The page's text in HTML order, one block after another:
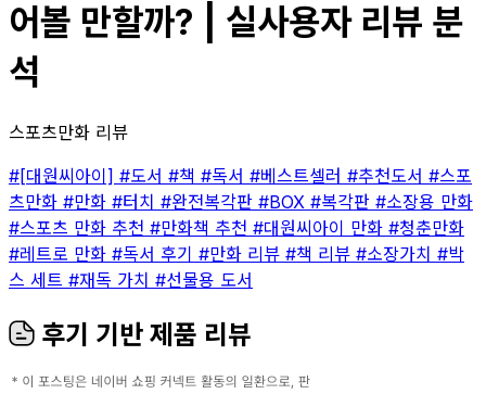
어볼 만할까? | 실사용자 리뷰 분
석
스포츠만화 리뷰
#[대원씨아이] #도서 #책 #독서 #베스트셀러 #추천도서 #스포
츠만화 #만화 #터치 #완전복각판 #BOX #복각판 #소장용 만화
#스포츠 만화 추천 #만화책 추천 #대원씨아이 만화 #청춘만화
#레트로 만화 #독서 후기 #만화 리뷰 #책 리뷰 #소장가치 #박
스 세트 #재독 가치 #선물용 도서
후기 기반 제품 리뷰